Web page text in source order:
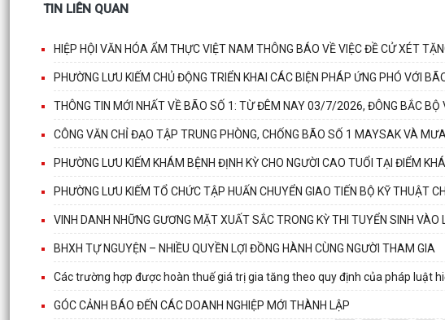
TIN LIÊN QUAN
HIỆP HỘI VĂN HÓA ẨM THỰC VIỆT NAM THÔNG BÁO VỀ VIỆC ĐỀ CỬ XÉT
PHƯỜNG LƯU KIẾM CHỦ ĐỘNG TRIỂN KHAI CÁC BIỆN PHÁP ỨNG PHÓ VỚI
THÔNG TIN MỚI NHẤT VỀ BÃO SỐ 1: TỪ ĐÊM NAY 03/7/2026, ĐÔNG BẮC
CÔNG VĂN CHỈ ĐẠO TẬP TRUNG PHÒNG, CHỐNG BÃO SỐ 1 MAYSAK VÀ
PHƯỜNG LƯU KIẾM KHÁM BỆNH ĐỊNH KỲ CHO NGƯỜI CAO TUỔI TẠI ĐIỂM
PHƯỜNG LƯU KIẾM TỔ CHỨC TẬP HUẤN CHUYỂN GIAO TIẾN BỘ KỸ THUẬT
VINH DANH NHỮNG GƯƠNG MẶT XUẤT SẮC TRONG KỲ THI TUYỂN SINH
BHXH TỰ NGUYỆN – NHIỀU QUYỀN LỢI ĐỒNG HÀNH CÙNG NGƯỜI THAM GIA
Các trường hợp được hoàn thuế giá trị gia tăng theo quy định của pháp luật
GÓC CẢNH BÁO ĐẾN CÁC DOANH NGHIỆP MỚI THÀNH LẬP